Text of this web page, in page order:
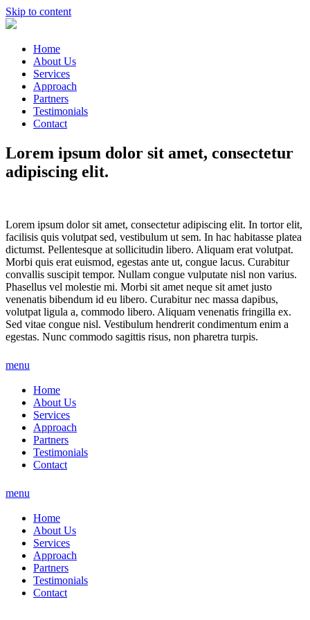
Skip to content
Home
About Us
Services
Approach
Partners
Testimonials
Contact
Lorem ipsum dolor sit amet, consectetur
adipiscing elit.
Lorem ipsum dolor sit amet, consectetur adipiscing elit. In tortor elit,
facilisis quis volutpat sed, vestibulum ut sem. In hac habitasse platea
dictumst. Pellentesque at sollicitudin libero. Aliquam erat volutpat.
Morbi quis erat euismod, egestas ante ut, congue lacus. Curabitur
convallis suscipit tempor. Nullam congue vulputate nisl non varius.
Phasellus vel molestie mi. Morbi sit amet neque sit amet justo
venenatis bibendum id eu libero. Curabitur nec massa dapibus,
volutpat ligula a, commodo libero. Aliquam venenatis fringilla ex.
Sed vitae congue nisl. Vestibulum hendrerit condimentum enim a
egestas. Nunc commodo sagittis risus, non pharetra turpis.
menu
Home
About Us
Services
Approach
Partners
Testimonials
Contact
menu
Home
About Us
Services
Approach
Partners
Testimonials
Contact